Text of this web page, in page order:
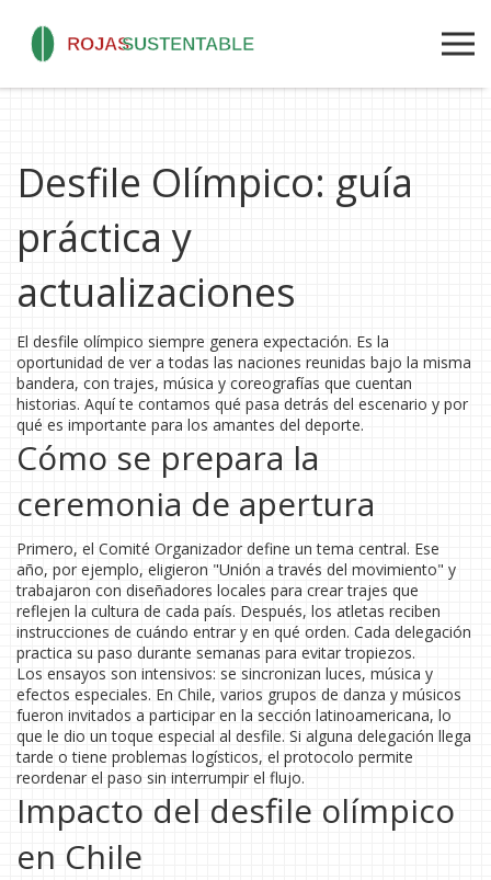
Desfile Olímpico: guía
práctica y
actualizaciones
El desfile olímpico siempre genera expectación. Es la
oportunidad de ver a todas las naciones reunidas bajo la misma
bandera, con trajes, música y coreografías que cuentan
historias. Aquí te contamos qué pasa detrás del escenario y por
qué es importante para los amantes del deporte.
Cómo se prepara la
ceremonia de apertura
Primero, el Comité Organizador define un tema central. Ese
año, por ejemplo, eligieron "Unión a través del movimiento" y
trabajaron con diseñadores locales para crear trajes que
reflejen la cultura de cada país. Después, los atletas reciben
instrucciones de cuándo entrar y en qué orden. Cada delegación
practica su paso durante semanas para evitar tropiezos.
Los ensayos son intensivos: se sincronizan luces, música y
efectos especiales. En Chile, varios grupos de danza y músicos
fueron invitados a participar en la sección latinoamericana, lo
que le dio un toque especial al desfile. Si alguna delegación llega
tarde o tiene problemas logísticos, el protocolo permite
reordenar el paso sin interrumpir el flujo.
Impacto del desfile olímpico
en Chile